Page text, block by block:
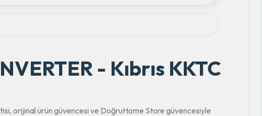
- Kıbrıs KKTC
orijinal ürün güvencesi ve DoğruHome Store güvencesiyle